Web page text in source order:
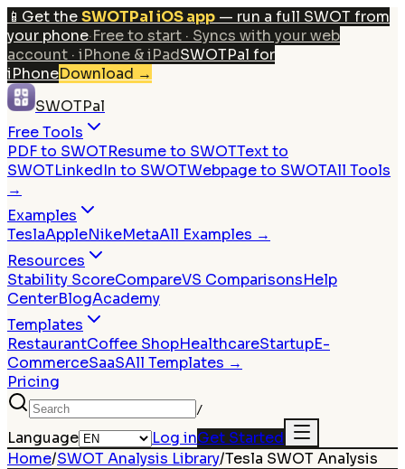
📱 Get theSWOTPal iOS app — run a full SWOT from
your phone·Free to start · Syncs with your web
account · iPhone & iPadSWOTPal for
iPhoneDownload →
SWOTPal
Free Tools
PDF to SWOTResume to SWOTText to
SWOTLinkedIn to SWOTWebpage to SWOTAll Tools
→
Examples
TeslaAppleNikeMetaAll Examples →
Resources
Stability ScoreCompareVS ComparisonsHelp
CenterBlogAcademy
Templates
RestaurantCoffee ShopHealthcareStartupE-
CommerceSaaSAll Templates →
Pricing
/
Language Log inGet Started
Home/SWOT Analysis Library/Tesla SWOT Analysis